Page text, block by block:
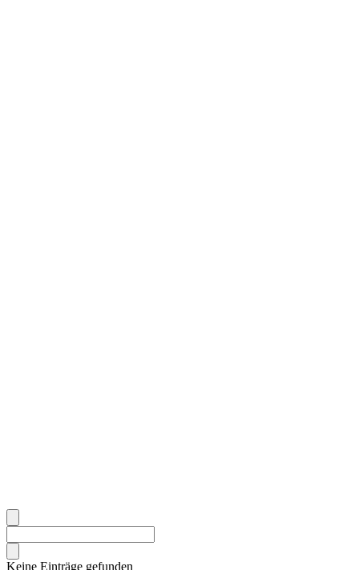
Keine Einträge gefunden